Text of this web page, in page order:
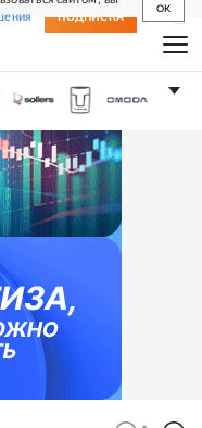
OK
ПОДПИСКА